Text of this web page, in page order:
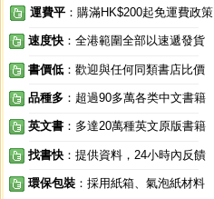
運費平 ：購滿HK$200起免運費政策
速度快 ：全港範圍全部以速遞發貨
書價低 ：歡迎與任何同類書店比價
品種多 ：超過90多萬各类中文書籍
英文書 ：多達20萬種英文原版書籍
找書快 ：提供資料，24小時內反饋
環保包裝 ：採用紙箱、氣泡紙材料